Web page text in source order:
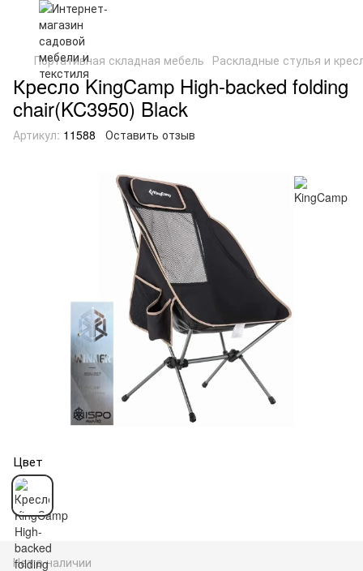
Портативная складная мебель Раскладные стулья и
Кресло KingCamp High-backed folding
chair(KC3950) Black
Артикул: 11588 Оставить отзыв
Цвет
Нет в наличии